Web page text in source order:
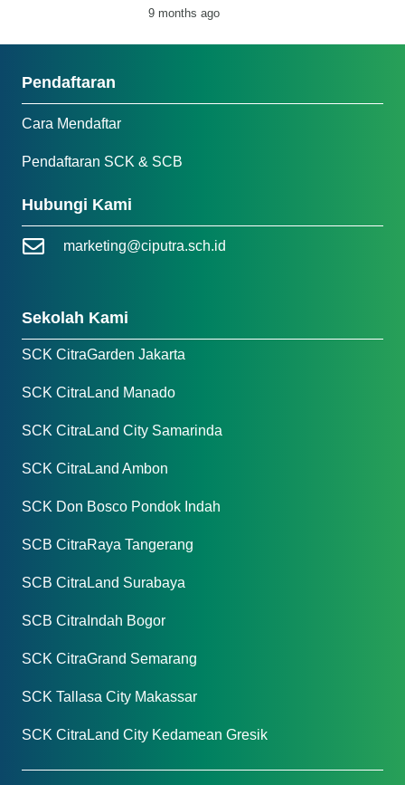
9 months ago
Pendaftaran
Cara Mendaftar
Pendaftaran SCK & SCB
Hubungi Kami
marketing@ciputra.sch.id
Sekolah Kami
SCK CitraGarden Jakarta
SCK CitraLand Manado
SCK CitraLand City Samarinda
SCK CitraLand Ambon
SCK Don Bosco Pondok Indah
SCB CitraRaya Tangerang
SCB CitraLand Surabaya
SCB CitraIndah Bogor
SCK CitraGrand Semarang
SCK Tallasa City Makassar
SCK CitraLand City Kedamean Gresik